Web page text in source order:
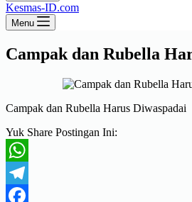
Kesmas-ID.com
Menu
Campak dan Rubella
Campak dan Rubella Harus Diwaspadai
Yuk Share Postingan Ini:
WhatsApp
Telegram